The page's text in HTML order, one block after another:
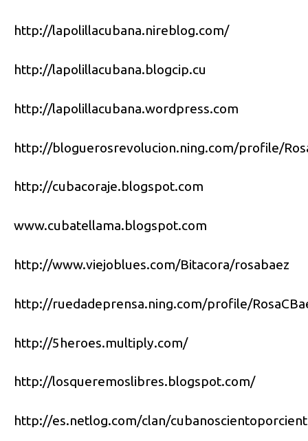
http://lapolillacubana.nireblog.com/
http://lapolillacubana.blogcip.cu
http://lapolillacubana.wordpress.com
http://bloguerosrevolucion.ning.com/profile/
http://cubacoraje.blogspot.com
www.cubatellama.blogspot.com
http://www.viejoblues.com/Bitacora/rosabaez
http://ruedadeprensa.ning.com/profile/
http://5heroes.multiply.com/
http://losqueremoslibres.blogspot.com/
http://es.netlog.com/clan/